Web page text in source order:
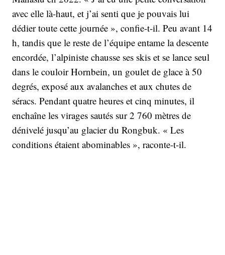
avec elle là-haut, et j’ai senti que je pouvais lui
dédier toute cette journée », confie-t-il. Peu avant 14
h, tandis que le reste de l’équipe entame la descente
encordée, l’alpiniste chausse ses skis et se lance seul
dans le couloir Hornbein, un goulet de glace à 50
degrés, exposé aux avalanches et aux chutes de
séracs. Pendant quatre heures et cinq minutes, il
enchaîne les virages sautés sur 2 760 mètres de
dénivelé jusqu’au glacier du Rongbuk. « Les
conditions étaient abominables », raconte-t-il.